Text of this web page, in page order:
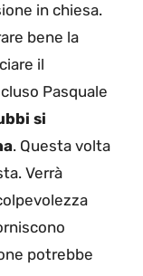
in chiesa.
bene la
il
Pasquale
si
. Questa volta
Verrà
potrebbe